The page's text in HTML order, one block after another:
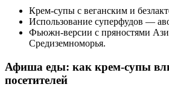
Крем-супы с веганским и
Использование суперфудов —
Фьюжн-версии с пряностями
Средиземноморья.
Афиша еды: как крем-супы
посетителей